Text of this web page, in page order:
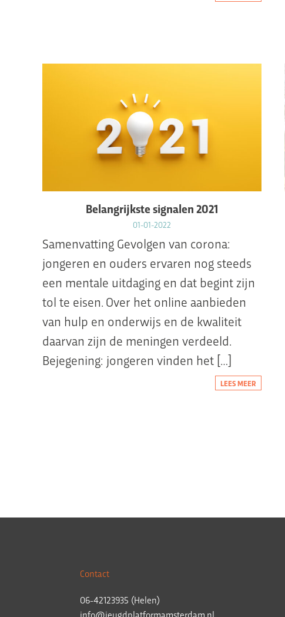
Belangrijkste signalen 2021
01-01-2022
Samenvatting Gevolgen van corona:
jongeren en ouders ervaren nog steeds
een mentale uitdaging en dat begint zijn
tol te eisen. Over het online aanbieden
van hulp en onderwijs en de kwaliteit
daarvan zijn de meningen verdeeld.
Bejegening: jongeren vinden het […]
LEES MEER
Contact
06-42123935 (Helen)
info@jeugdplatformamsterdam.nl